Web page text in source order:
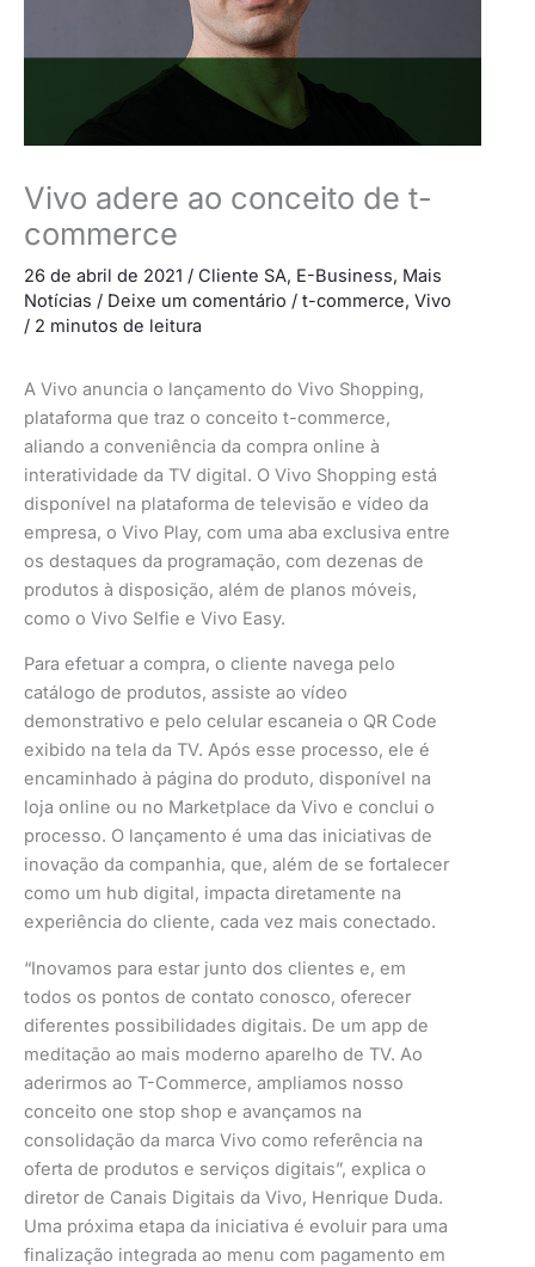
Vivo adere ao conceito de t-
commerce
26 de abril de 2021 / Cliente SA, E-Business, Mais
Notícias / Deixe um comentário / t-commerce, Vivo
/ 2 minutos de leitura
A Vivo anuncia o lançamento do Vivo Shopping,
plataforma que traz o conceito t-commerce,
aliando a conveniência da compra online à
interatividade da TV digital. O Vivo Shopping está
disponível na plataforma de televisão e vídeo da
empresa, o Vivo Play, com uma aba exclusiva entre
os destaques da programação, com dezenas de
produtos à disposição, além de planos móveis,
como o Vivo Selfie e Vivo Easy.
Para efetuar a compra, o cliente navega pelo
catálogo de produtos, assiste ao vídeo
demonstrativo e pelo celular escaneia o QR Code
exibido na tela da TV. Após esse processo, ele é
encaminhado à página do produto, disponível na
loja online ou no Marketplace da Vivo e conclui o
processo. O lançamento é uma das iniciativas de
inovação da companhia, que, além de se fortalecer
como um hub digital, impacta diretamente na
experiência do cliente, cada vez mais conectado.
“Inovamos para estar junto dos clientes e, em
todos os pontos de contato conosco, oferecer
diferentes possibilidades digitais. De um app de
meditação ao mais moderno aparelho de TV. Ao
aderirmos ao T-Commerce, ampliamos nosso
conceito one stop shop e avançamos na
consolidação da marca Vivo como referência na
oferta de produtos e serviços digitais”, explica o
diretor de Canais Digitais da Vivo, Henrique Duda.
Uma próxima etapa da iniciativa é evoluir para uma
finalização integrada ao menu com pagamento em